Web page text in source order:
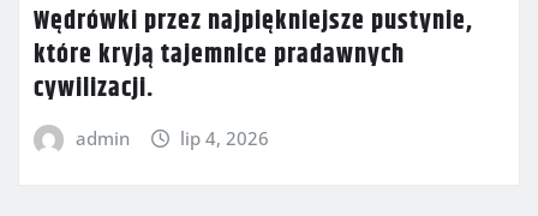
Wędrówki przez najpiękniejsze pustynie,
które kryją tajemnice pradawnych
cywilizacji.
admin lip 4, 2026